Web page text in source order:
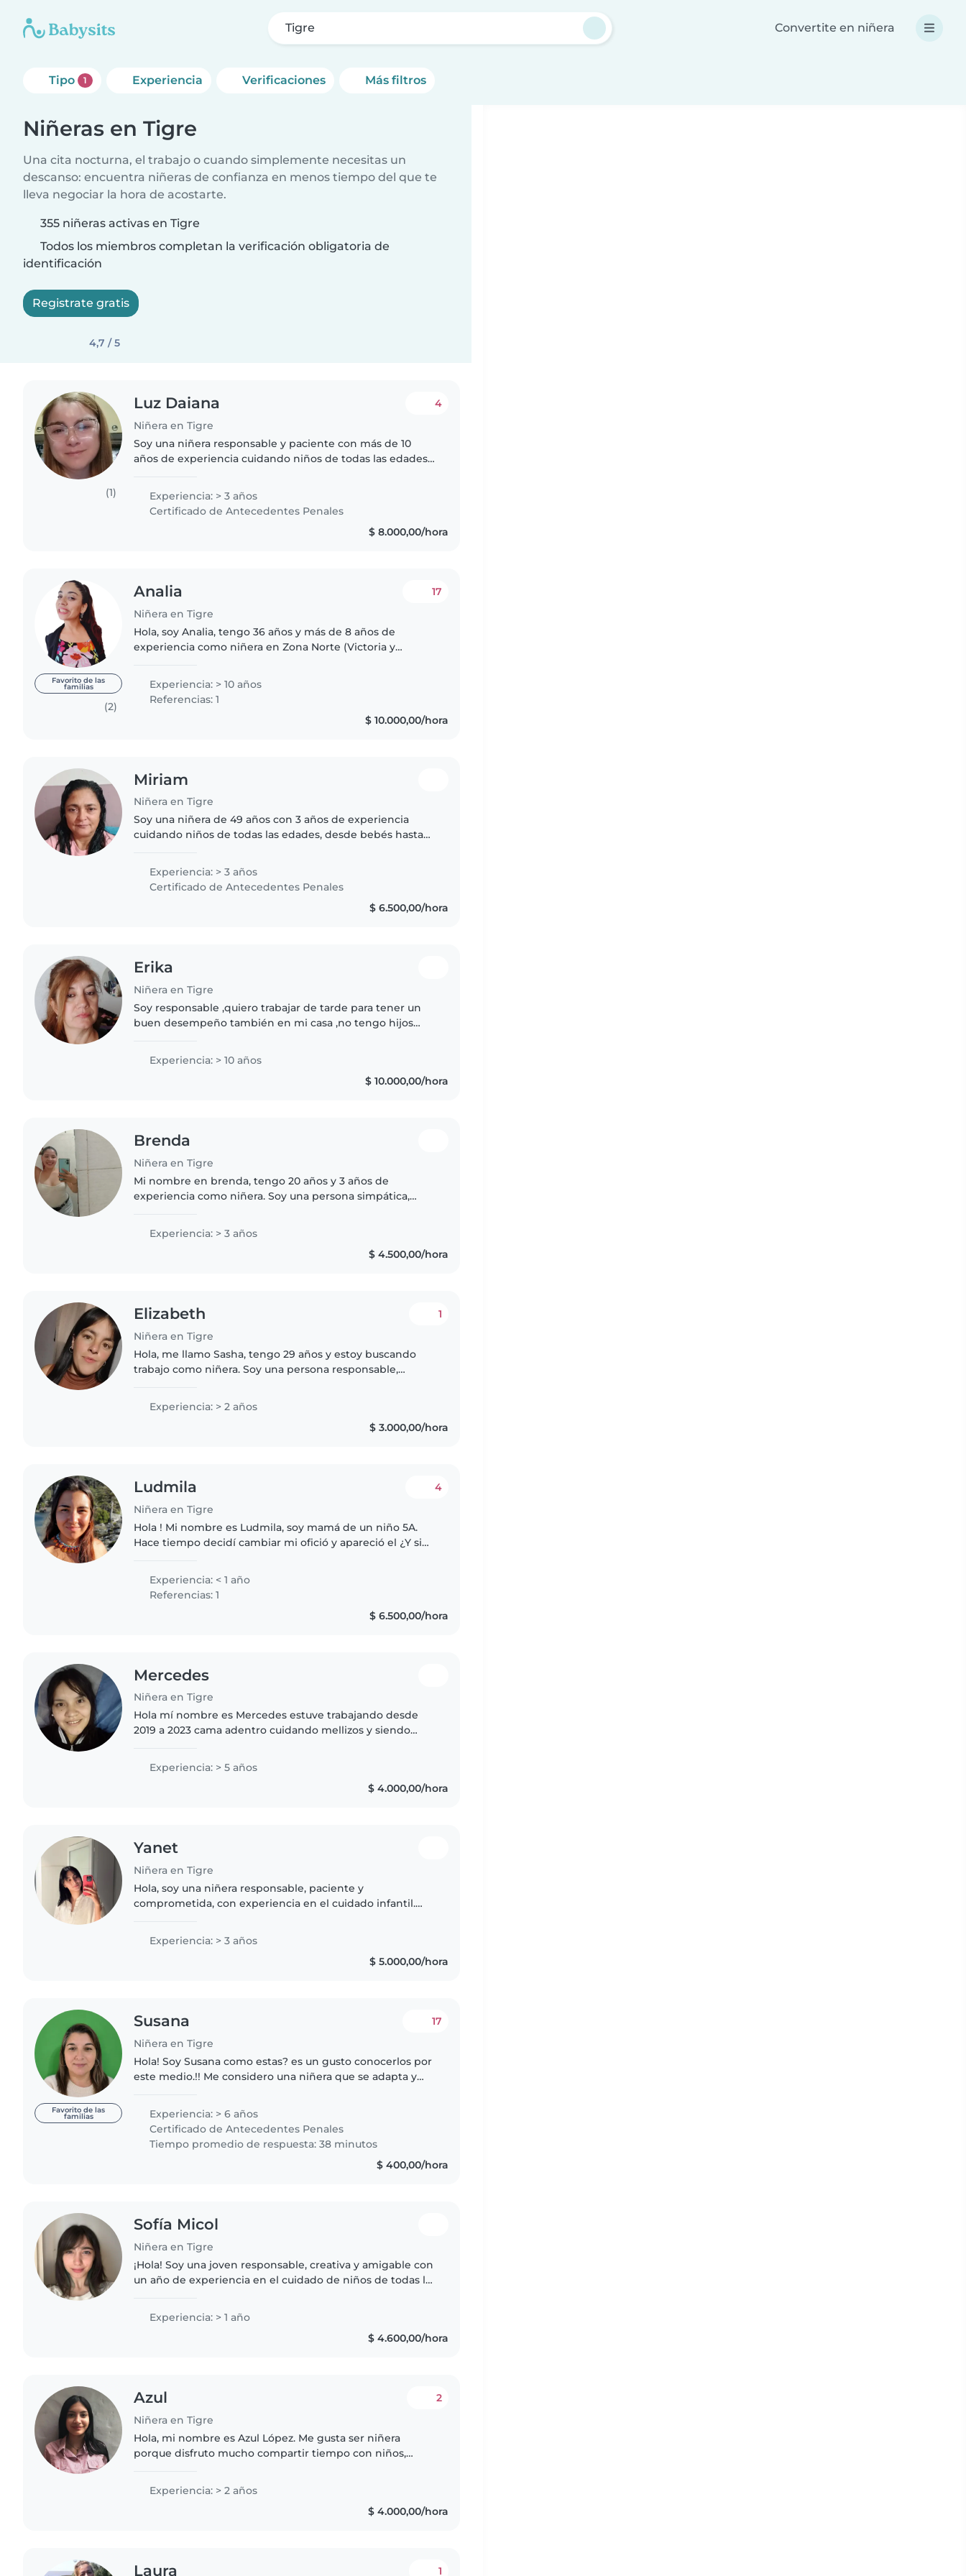
Tigre Convertite en niñera
Tipo 1 Experiencia Verificaciones Más filtros
Niñeras en Tigre
Una cita nocturna, el trabajo o cuando simplemente necesitas un
descanso: encuentra niñeras de confianza en menos tiempo del que te
lleva negociar la hora de acostarte.
355 niñeras activas en Tigre
Todos los miembros completan la verificación obligatoria de
identificación
Registrate gratis
4,7 / 5
(1)
Luz Daiana
Niñera en Tigre
4
Soy una niñera responsable y paciente con más de 10
años de experiencia cuidando niños de todas las edades,
experiencia trabajando..
Experiencia: > 3 años
Certificado de Antecedentes Penales
$ 8.000,00/hora
Favorito de las
familias
(2)
Analia
Niñera en Tigre
17
Hola, soy Analia, tengo 36 años y más de 8 años de
experiencia como niñera en Zona Norte (Victoria y
Experiencia: > 10 años
Referencias: 1
$ 10.000,00/hora
Miriam
Niñera en Tigre
Soy una niñera de 49 años con 3 años de experiencia
cuidando niños de todas las edades, desde bebés hasta
paciente, con habilidades..
Experiencia: > 3 años
Certificado de Antecedentes Penales
$ 6.500,00/hora
Erika
Niñera en Tigre
Soy responsable ,quiero trabajar de tarde para tener un
buen desempeño también en mi casa ,no tengo hijos
fin de semana ya q..
Experiencia: > 10 años
$ 10.000,00/hora
Brenda
Niñera en Tigre
Mi nombre en brenda, tengo 20 años y 3 años de
experiencia como niñera. Soy una persona simpática,
tengo habilidades en la cocina,..
Experiencia: > 3 años
$ 4.500,00/hora
Elizabeth
Niñera en Tigre
1
Hola, me llamo Sasha, tengo 29 años y estoy buscando
trabajo como niñera. Soy una persona responsable,
en sus actividades,..
Experiencia: > 2 años
$ 3.000,00/hora
Ludmila
Niñera en Tigre
4
Hola ! Mi nombre es Ludmila, soy mamá de un niño 5A.
Hace tiempo decidí cambiar mi ofició y apareció el ¿Y si
Experiencia: < 1 año
Referencias: 1
$ 6.500,00/hora
Mercedes
Niñera en Tigre
Hola mí nombre es Mercedes estuve trabajando desde
2019 a 2023 cama adentro cuidando mellizos y siendo
hasta que me puse a trabajar..
Experiencia: > 5 años
$ 4.000,00/hora
Yanet
Niñera en Tigre
Hola, soy una niñera responsable, paciente y
comprometida, con experiencia en el cuidado infantil.
de actividades recreativas,..
Experiencia: > 3 años
$ 5.000,00/hora
Favorito de las
familias
Susana
Niñera en Tigre
17
Hola! Soy Susana como estas? es un gusto conocerlos por
este medio.!! Me considero una niñera que se adapta y
tolerante ,mi..
Experiencia: > 6 años
Certificado de Antecedentes Penales
Tiempo promedio de respuesta: 38 minutos
$ 400,00/hora
Sofía Micol
Niñera en Tigre
¡Hola! Soy una joven responsable, creativa y amigable con
un año de experiencia en el cuidado de niños de todas las
manualidades y tocar..
Experiencia: > 1 año
$ 4.600,00/hora
Azul
Niñera en Tigre
2
Hola, mi nombre es Azul López. Me gusta ser niñera
porque disfruto mucho compartir tiempo con niños,
Experiencia: > 2 años
$ 4.000,00/hora
Laura 1